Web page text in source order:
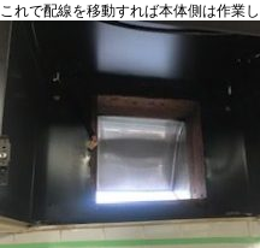
これで配線を移動すれば本体側は作業